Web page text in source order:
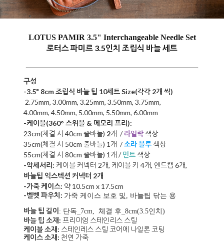
LOTUS PAMIR 3.5" Interchangeable Needle Set
로터스 파미르 3.5인치 조립식 바늘 세트
구성
-3.5" 8cm 조립식 바늘 팁 10세트 Size(각각 2개 씩)
2.75mm, 3.00mm, 3.25mm, 3.50mm, 3.75mm,
4.00mm, 4.50mm, 5.00mm, 5.50mm, 6.00mm
-케이블(360° 스위블 & 메모리 프리):
23cm(체결 시 40cm 줄바늘) 2개 / 라일락 색상
35cm(체결 시 50cm 줄바늘) 1개 /소라 블루 색상
55cm(체결 시 80cm 줄바늘) 1개 / 민트 색상
-악세서리: 케이블 커넥터 2개, 케이블키 4개, 엔드캡 6개,
바늘팁 익스텍션 커넥터 2개
-가죽 케이스: 약 10.5cm x 17.5cm
-벨벳 파우치: 가죽 케이스 보호 및, 바늘팁 닦는 용
바늘 팁 길이 : 단독_7cm, 체결 후_8cm(3.5인치)
바늘 팁 소재: 프리미엄 스테인리스 스틸
케이블 소재: 스테인레스 스틸 코어에 나일론 코팅
케이스 소재: 천연 가죽